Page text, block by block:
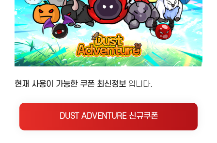
현재 사용이 가능한 쿠폰 최신정보 입니다.
DUST ADVENTURE 신규쿠폰